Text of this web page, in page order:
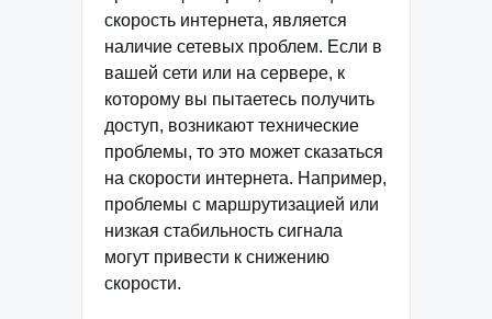
скорость интернета, является
наличие сетевых проблем. Если в
вашей сети или на сервере, к
которому вы пытаетесь получить
доступ, возникают технические
проблемы, то это может сказаться
на скорости интернета. Например,
проблемы с маршрутизацией или
низкая стабильность сигнала
могут привести к снижению
скорости.